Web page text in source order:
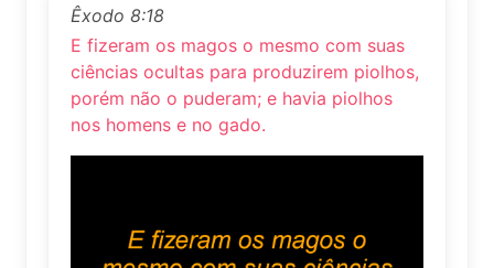
Êxodo 8:18
E fizeram os magos o mesmo com suas
ciências ocultas para produzirem piolhos,
porém não o puderam; e havia piolhos
nos homens e no gado.